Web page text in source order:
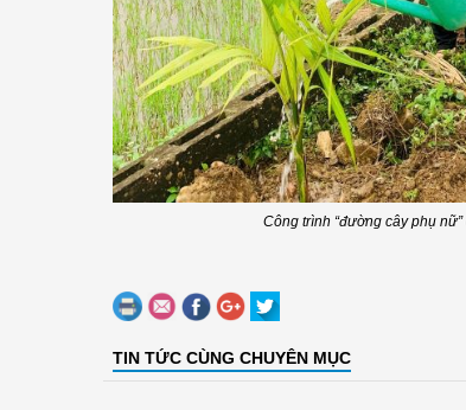
Công trình “đường cây phụ
TIN TỨC CÙNG CHUYÊN MỤC